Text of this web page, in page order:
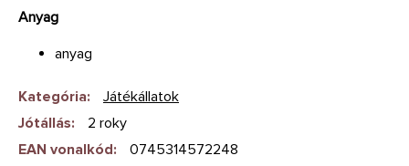
Anyag
anyag
Kategória:
Játékállatok
Jótállás:
2 roky
EAN vonalkód:
0745314572248